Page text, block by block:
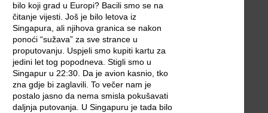
bilo koji grad u Europi? Bacili smo se na
čitanje vijesti. Još je bilo letova iz
Singapura, ali njihova granica se nakon
ponoći “sužava” za sve strance u
proputovanju. Uspjeli smo kupiti kartu za
jedini let tog popodneva. Stigli smo u
Singapur u 22:30. Da je avion kasnio, tko
zna gdje bi zaglavili. To večer nam je
postalo jasno da nema smisla pokušavati
daljnja putovanja. U Singapuru je tada bilo